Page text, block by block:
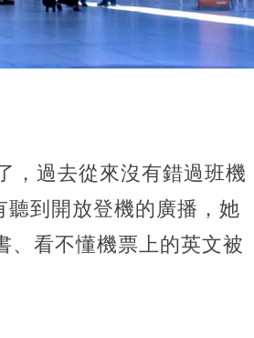
，過去從來沒有錯過班機
到開放登機的廣播，她
、看不懂機票上的英文被